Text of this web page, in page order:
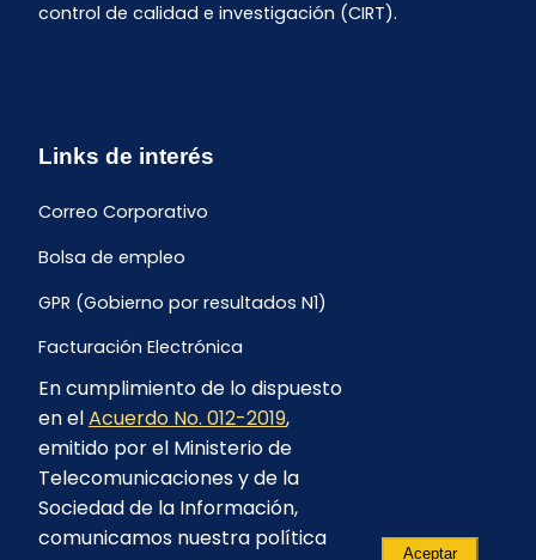
control de calidad e investigación (CIRT).
Links de interés
Correo Corporativo
Bolsa de empleo
GPR (Gobierno por resultados N1)
Facturación Electrónica
Archivo Histórico de Facturación
Portal Ambiental y Social
Proyecto Geotérmico Chachimbiro
Contratación consultoría mediante “Lista Corta”
En cumplimiento de lo dispuesto
en elAcuerdo No. 012-2019,
emitido por el Ministerio de
Telecomunicaciones y de la
Sociedad de la Información,
comunicamos nuestra política
Aceptar